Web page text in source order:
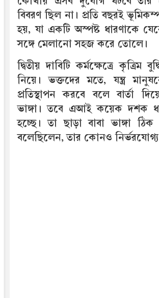
বিবরণ ছিল না। প্রতি বছরই
হয়, যা একটি অস্পষ্ট ধারণাকে
সঙ্গে মেলানো সহজ করে তোলে।
দ্বিতীয় দাবিটি কর্মক্ষেত্রে কৃত্রিম
নিয়ে। ভক্তদের মতে, যন্ত্র
প্রতিস্থাপন করবে বলে বার্তা
ভাঙ্গা। তবে এআই কয়েক দশক
হচ্ছে। তা ছাড়া বাবা ভাঙ্গা
বলেছিলেন, তার কোনও নির্ভরযোগ্য